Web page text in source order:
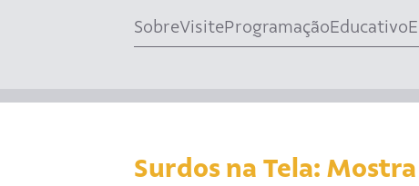
SobreVisiteProgramaçãoEducativo
Surdos na Tela: